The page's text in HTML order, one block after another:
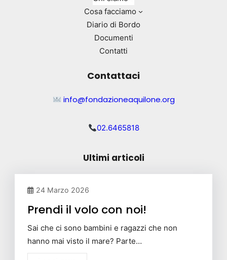
Cosa facciamo
Diario di Bordo
Documenti
Contatti
Contattaci
info@fondazioneaquilone.org
02.6465818
Ultimi articoli
24 Marzo 2026
Prendi il volo con noi!
Sai che ci sono bambini e ragazzi che non
hanno mai visto il mare? Parte…